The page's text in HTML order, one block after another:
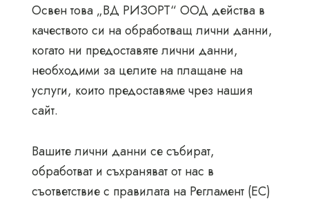
Освен това „ВД РИЗОРТ“ ООД действа в
качеството си на обработващ лични данни,
когато ни предоставяте лични данни,
необходими за целите на плащане на
услуги, които предоставяме чрез нашия
сайт.
Вашите лични данни се събират,
обработват и съхраняват от нас в
съответствие с правилата на Регламент (ЕС)